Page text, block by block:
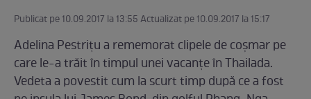
Publicat pe 10.09.2017 la 13:55 Actualizat pe 10.09.2017 la 15:17
Adelina Pestriţu a rememorat clipele de coşmar pe
care le-a trăit în timpul unei vacanţe în Thailada.
Vedeta a povestit cum la scurt timp după ce a fost